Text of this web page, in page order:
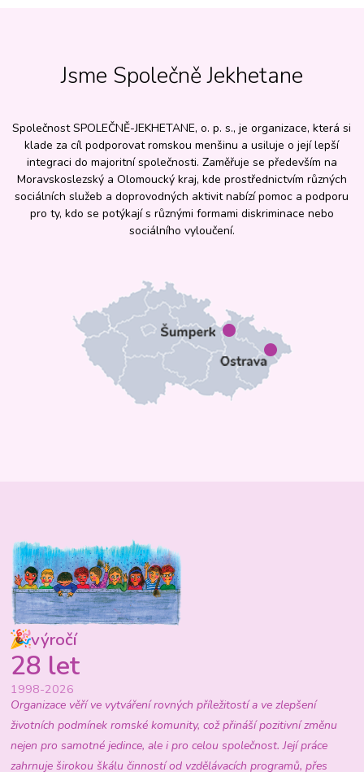
Jsme Společně Jekhetane
Společnost SPOLEČNĚ-JEKHETANE, o. p. s., je organizace, která si
klade za cíl podporovat romskou menšinu a usiluje o její lepší
integraci do majoritní společnosti. Zaměřuje se především na
Moravskoslezský a Olomoucký kraj, kde prostřednictvím různých
sociálních služeb a doprovodných aktivit nabízí pomoc a podporu
pro ty, kdo se potýkají s různými formami diskriminace nebo
sociálního vyloučení.
Organizace věří ve vytváření rovných příležitostí a ve zlepšení
životních podmínek romské komunity, což přináší pozitivní změnu
nejen pro samotné jedince, ale i pro celou společnost. Její práce
zahrnuje širokou škálu činností od vzdělávacích programů, přes
výročí
28 let
1998-2026